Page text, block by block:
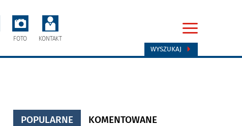
FOTO KONTAKT
WYSZUKAJ
POPULARNE KOMENTOWANE